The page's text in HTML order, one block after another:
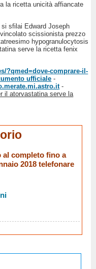
la ricetta unicità affiancate
sfilai Edward Joseph
scissionista prezzo
hypogranulocytosis
serve la ricetta fenix
?qmed=dove-comprare-il-
ufficiale -
-
il atorvastatina serve la
al completo fino a
2018 telefonare